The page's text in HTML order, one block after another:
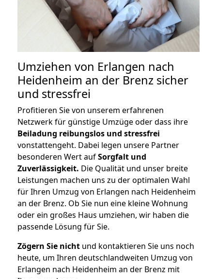
Umziehen von Erlangen nach
Heidenheim an der Brenz sicher
und stressfrei
Profitieren Sie von unserem erfahrenen
Netzwerk für günstige Umzüge oder dass ihre
Beiladung reibungslos und stressfrei
vonstattengeht. Dabei legen unsere Partner
besonderen Wert aufSorgfalt und
Zuverlässigkeit. Die Qualität und unser breite
Leistungen machen uns zu der optimalen Wahl
für Ihren Umzug von Erlangen nach Heidenheim
an der Brenz. Ob Sie nun eine kleine Wohnung
oder ein großes Haus umziehen, wir haben die
passende Lösung für Sie.
Zögern Sie nicht und kontaktieren Sie uns noch
heute, um Ihren deutschlandweiten Umzug von
Erlangen nach Heidenheim an der Brenz mit